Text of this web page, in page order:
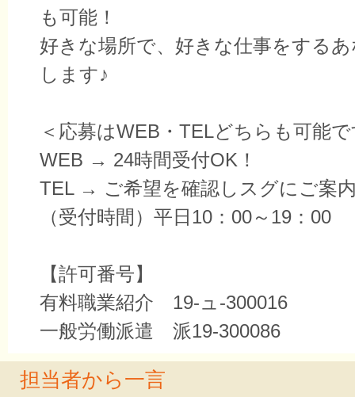
も可能！
好きな場所で、好きな仕事をする
します♪
＜応募はWEB・TELどちらも可能
WEB → 24時間受付OK！
TEL → ご希望を確認しスグにご案
（受付時間）平日10：00～19：00
【許可番号】
有料職業紹介 19-ュ-300016
一般労働派遣 派19-300086
担当者から一言